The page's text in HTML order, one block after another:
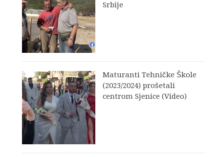
Srbije
Maturanti Tehničke Škole
(2023/2024) prošetali
centrom Sjenice (Video)